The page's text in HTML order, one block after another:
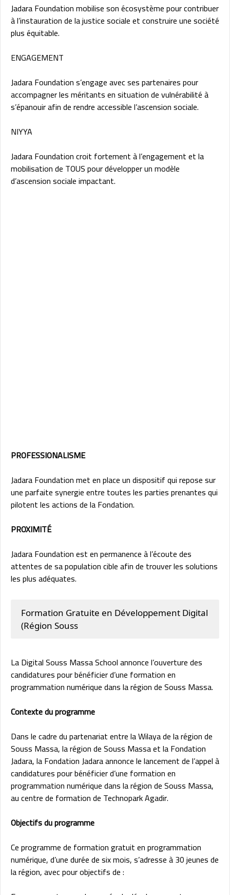
Jadara Foundation mobilise son écosystème pour contribuer
à l’instauration de la justice sociale et construire une société
plus équitable.
ENGAGEMENT
Jadara Foundation s’engage avec ses partenaires pour
accompagner les méritants en situation de vulnérabilité à
s’épanouir afin de rendre accessible l’ascension sociale.
NIYYA
Jadara Foundation croit fortement à l’engagement et la
mobilisation de TOUS pour développer un modèle
d’ascension sociale impactant.
PROFESSIONALISME
Jadara Foundation met en place un dispositif qui repose sur
une parfaite synergie entre toutes les parties prenantes qui
pilotent les actions de la Fondation.
PROXIMITÉ
Jadara Foundation est en permanence à l’écoute des
attentes de sa population cible afin de trouver les solutions
les plus adéquates.
Formation Gratuite en Développement Digital
(Région Souss
La Digital Souss Massa School annonce l’ouverture des
candidatures pour bénéficier d’une formation en
programmation numérique dans la région de Souss Massa.
Contexte du programme
Dans le cadre du partenariat entre la Wilaya de la région de
Souss Massa, la région de Souss Massa et la Fondation
Jadara, la Fondation Jadara annonce le lancement de l’appel à
candidatures pour bénéficier d’une formation en
programmation numérique dans la région de Souss Massa,
au centre de formation de Technopark Agadir.
Objectifs du programme
Ce programme de formation gratuit en programmation
numérique, d’une durée de six mois, s’adresse à 30 jeunes de
la région, avec pour objectifs de :